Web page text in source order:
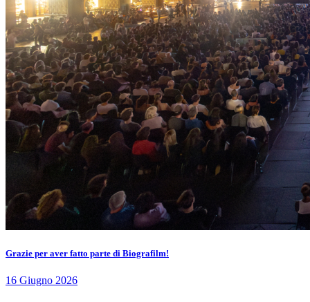
Grazie per aver fatto parte di Biografilm!
16 Giugno 2026